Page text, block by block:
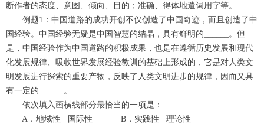
断作者的态度、意图、倾向、目的；准确、得体地遣词用字等。
例题1：中国道路的成功开创不仅创造了中国奇迹，而且创造了中
国经验。中国经验无疑是中国智慧的结晶，具有鲜明的______。但
是，中国经验作为中国道路的积极成果，也是在遵循历史发展和现代
化发展规律、吸收世界发展经验教训的基础上形成的，它是对人类文
明发展进行探索的重要产物，反映了人类文明进步的规律，因而又具
有一定的______。
依次填入画横线部分最恰当的一项是：
A．地域性 国际性 B．实践性 理论性